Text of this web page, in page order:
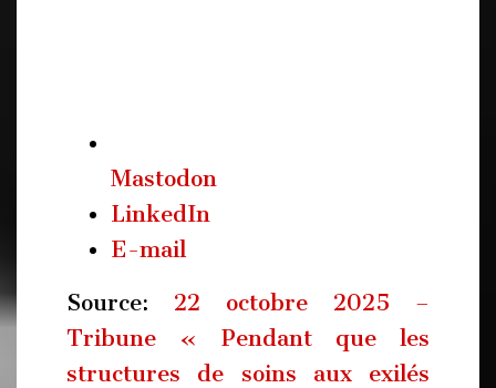
Mastodon
LinkedIn
E-mail
Source: 22 octobre 2025 –
Tribune « Pendant que les
structures de soins aux exilés